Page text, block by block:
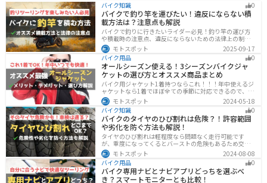
バイク知識 0
バイクで釣り竿を運びたい！違反にならない積
載方法は？注意点も解説
バイクで釣りに行きたいライダー必見！釣り竿の運び方
や積載時の注意点、違反にならないための法律上の制限
を解説。風の影響やバランス、安全面のポイントを押さ
えつつ、おすすめのロッドケース・ロッドホルダー・コ
ンパクトロッドも紹介。ツーリング途中に気軽に釣りを
楽しみたい方にも最適な情報が満載
モトスポット
2025-09-17
バイク用品
0
オールシーズン使える！3シーズンバイクジャ
ケットの選び方とオススメ商品まとめ
バイク用ジャケット1着持つならこれ！！！年中使えるジ
ャケットなら1着でほぼ全ての季節に対応できるので、出
費も抑えられます。真夏や真冬など極端な季節に乗る場
合は専用ジャケットがあるとより快適になるのでツーリ
ングスタイルに合わせて検討してください。
モトスポット
2024-05-18
バイク知識
0
バイクのタイヤのひび割れは危険？！許容範囲
や劣化を防ぐ方法も解説！
タイヤのひび割れは軽程度なら問題なく走行可能です
が、重度になってくるとバーストの危険もあるため交換
が必要です。どの程度なら大丈夫なのか、タイヤのひび
割れを防ぐ方法などまとめました。快適安全にバイクに
乗るためにもしっかりとチェックしておきましょう。
モトスポット
2024-08-08
バイク用品
0
バイク専用ナビとナビアプリどっちを選ぶべ
き？スマートモニターとも比較！